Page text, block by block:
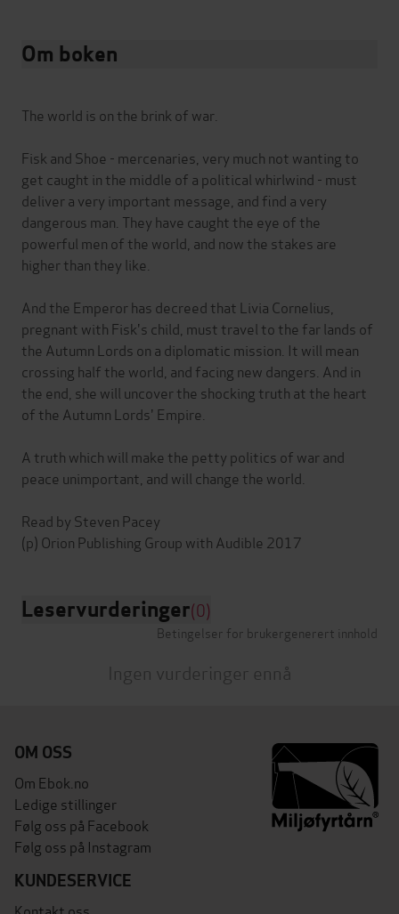
Om boken
The world is on the brink of war.
Fisk and Shoe - mercenaries, very much not wanting to
get caught in the middle of a political whirlwind - must
deliver a very important message, and find a very
dangerous man. They have caught the eye of the
powerful men of the world, and now the stakes are
higher than they like.
And the Emperor has decreed that Livia Cornelius,
pregnant with Fisk's child, must travel to the far lands of
the Autumn Lords on a diplomatic mission. It will mean
crossing half the world, and facing new dangers. And in
the end, she will uncover the shocking truth at the heart
of the Autumn Lords' Empire.
A truth which will make the petty politics of war and
peace unimportant, and will change the world.
Read by Steven Pacey
Leservurderinger(0)
Betingelser for brukergenerert innhold
Ingen vurderinger ennå
OM OSS
Om Ebok.no
Ledige stillinger
Følg oss på Facebook
Følg oss på Instagram
KUNDESERVICE